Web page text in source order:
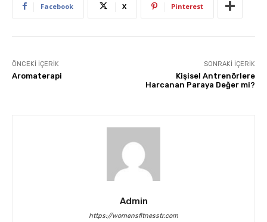
Facebook X Pinterest
ÖNCEKI İÇERIK
Aromaterapi
SONRAKI İÇERIK
Kişisel Antrenörlere
Harcanan Paraya Değer mi?
Admin
https://womensfitnesstr.com